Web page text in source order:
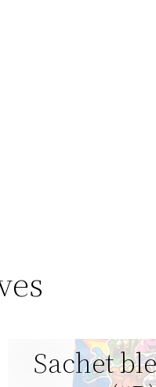
Sachet